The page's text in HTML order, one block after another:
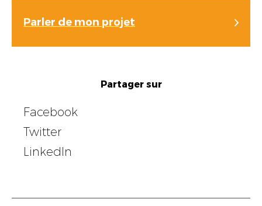
Parler de mon projet
Partager sur
Facebook
Twitter
LinkedIn